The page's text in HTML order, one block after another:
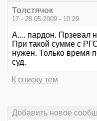
Толстячок
17 - 28.05.2009 - 10:29
А.... пардон. Прзевал
При такой сумме с
нужен. Только время
суд.
К списку тем
Добавить новое